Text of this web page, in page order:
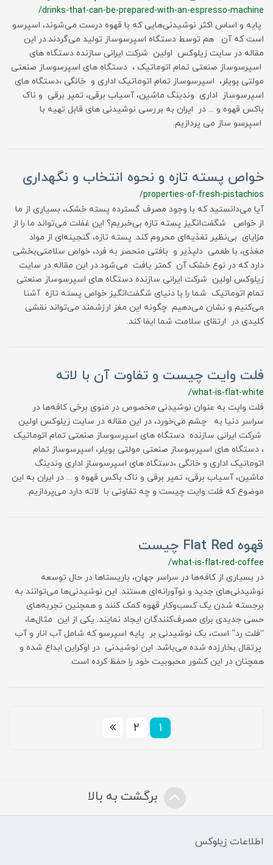
/drinks-that-can-be-prepared-with-an-espresso-machine
پایه و اساس اکثر نوشیدنی‌هایی که با قهوه درست می‌شوند، اسپرسو
است که آن هم توسط دستگاه اسپرسوساز تولید می‌گردند.در این
مقاله در سایت زیلوکس اولین شرکت ایرانی سازنده دستگاه های
اسپرسوساز صنعتی تمام اتوماتیک ، دستگاه های اسپرسوساز صنعتی
مولتی بویلر، اسپرسوساز تمام اتوماتیک اداری و خانگی ،دستگاه های
اسپرسوساز اداری وندینگ ماشین، آسیاب برقی، تمپر برقی و ناک
باکس قهوه و ... در ایران به بررسی نوشیدنی های قابل تهیه با
اسپرسو ساز می پردازیم.
خواص پسته تازه و نحوه انتخاب و نگهداری
/properties-of-fresh-pistachios
آیا می‌دانستید که با وجود مصرف گسترده پسته خشک، بسیاری از ما
از خواص شگفت‌انگیز پسته تازه بی‌خبریم؟ این غفلت می‌تواند ما را از
مزایای بی‌نظیر تغذیه‌ای محروم کند. پسته تازه، گنجینه‌ای از مواد
مغذی، با طعمی دلپذیر و بافتی منحصر به فرد، خواص سلامتی‌بخشی
دارد که در نوع خشک آن کمتر یافت می‌شود.در این مقاله در سایت
زیلوکس اولین شرکت ایرانی سازنده دستگاه های اسپرسوساز صنعتی
تمام اتوماتیک شما را با دنیای شگفت‌انگیز خواص پسته تازه آشنا
می‌کنیم و نشان می‌دهیم چگونه این مغز ارزشمند می‌تواند نقشی
کلیدی در ارتقای سلامت شما ایفا کند.
فلت وایت چیست و تفاوت آن با لاته
/what-is-flat-white
فلت وایت به عنوان نوشیدنی مخصوص در منوی برخی کافه‌ها در
سراسر دنیا به چشم می‌خورد، در این مقاله در سایت زیلوکس اولین
شرکت ایرانی سازنده دستگاه های اسپرسوساز صنعتی تمام اتوماتیک
، دستگاه های اسپرسوساز صنعتی مولتی بویلر، اسپرسوساز تمام
اتوماتیک اداری و خانگی ،دستگاه های اسپرسوساز اداری وندینگ
ماشین، آسیاب برقی، تمپر برقی و ناک باکس قهوه و ... در ایران به این
موضوع که فلت وایت چیست و چه تفاوتی با لاته دارد می‌پردازیم.
قهوه Flat Red چیست
/what-is-flat-red-coffee
در بسیاری از کافه‌ها در سراسر جهان، باریستاها در حال توسعه
نوشیدنی‌های جدید و نوآورانه‌ای هستند. این نوشیدنی‌ها می‌توانند به
برجسته شدن یک کسب‌وکار قهوه کمک کنند و همچنین تجربه‌های
حسی جدیدی برای مصرف‌کنندگان ایجاد نمایند. یکی از این مثال‌ها،
“فلت رد” است، یک نوشیدنی بر پایه اسپرسو که شامل آب انار و آب
پرتقال بخارزده شده می‌باشد. این نوشیدنی در اوکراین ابداع شده و
همچنان در این کشور محبوبیت خود را حفظ کرده است.
1
2
برگشت به بالا
اطلاعات زیلوکس